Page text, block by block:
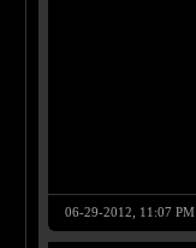
06-29-2012, 11:07 PM